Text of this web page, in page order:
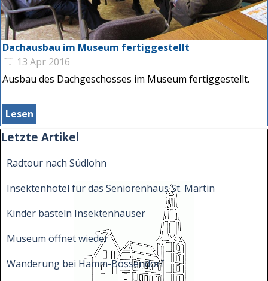
Dachausbau im Museum fertiggestellt
13 Apr 2016
Ausbau des Dachgeschosses im Museum fertiggestellt.
Lesen
Block überspringen Letzte Artikel
Letzte Artikel
Radtour nach Südlohn
Insektenhotel für das Seniorenhaus St. Martin
Kinder basteln Insektenhäuser
Museum öffnet wieder
Wanderung bei Hamm-Bossendorf